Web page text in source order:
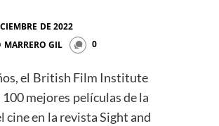
DE 2022
MARRERO GIL
0
el British Film Institute
mejores películas de la
cine en la revista Sight and